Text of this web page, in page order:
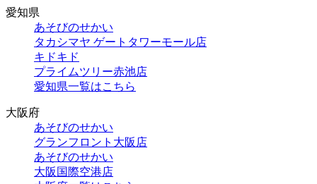
愛知県
あそびのせかい
タカシマヤ ゲートタワーモール店
キドキド
プライムツリー赤池店
愛知県一覧はこちら
大阪府
あそびのせかい
グランフロント大阪店
あそびのせかい
大阪国際空港店